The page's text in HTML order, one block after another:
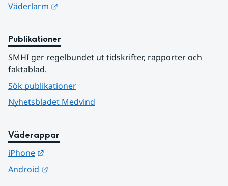
Väderlarm
Publikationer
SMHI ger regelbundet ut tidskrifter, rapporter och
faktablad.
Sök publikationer
Nyhetsbladet Medvind
Väderappar
iPhone
Android